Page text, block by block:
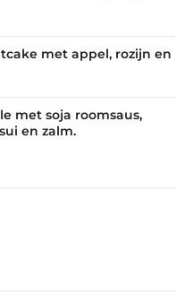
met appel, rozijn en
met soja roomsaus,
en zalm.